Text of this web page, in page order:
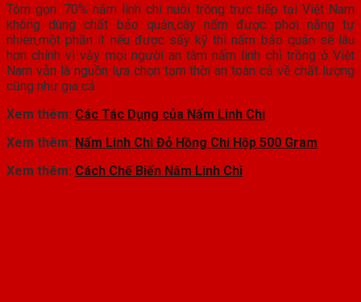
Tóm gọn: 70% nấm linh chi nuôi trồng trực tiếp tại Việt Nam
không dùng chất bảo quản,cây nấm được phơi nắng tự
nhiên,một phần ít nếu được sấy kỹ thì nấm bảo quản sẽ lâu
hơn chính vì vậy mọi người an tâm nấm linh chi trồng ở Việt
Nam vẫn là nguồn lựa chọn tạm thời an toàn cả về chất lượng
cũng như giá cả.
Xem thêm: Các Tác Dụng của Nấm Linh Chi
Xem thêm: Nấm Linh Chi Đỏ Hồng Chi Hộp 500 Gram
Xem thêm: Cách Chế Biến Nấm Linh Chi